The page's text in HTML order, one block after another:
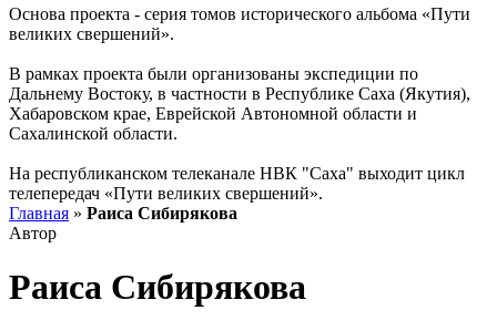
Основа проекта - серия томов исторического альбома «Пути
великих свершений».
В рамках проекта были организованы экспедиции по
Дальнему Востоку, в частности в Республике Саха (Якутия),
Хабаровском крае, Еврейской Автономной области и
Сахалинской области.
На республиканском телеканале НВК "Саха" выходит цикл
телепередач «Пути великих свершений».
Главная » Раиса Сибирякова
Автор
Раиса Сибирякова